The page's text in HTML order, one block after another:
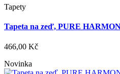
Tapety
Tapeta na zeď, PURE
466,00 Kč
Novinka